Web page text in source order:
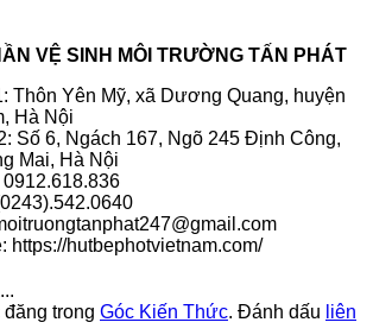
VỆ SINH MÔI TRƯỜNG TẤN PHÁT
Thôn Yên Mỹ, xã Dương Quang, huyện
Hà Nội
Số 6, Ngách 167, Ngõ 245 Định Công,
Mai, Hà Nội
0912.618.836
https://hutbephotvietnam.com/
trong Góc Kiến Thức. Đánh dấu liên